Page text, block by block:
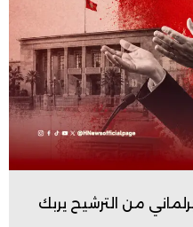
من الترشيح يربك